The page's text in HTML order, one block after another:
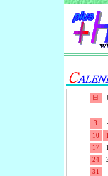
日
3
10
17
24
31